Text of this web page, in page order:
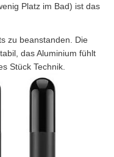
Platz im Bad) ist das
zu beanstanden. Die
das Aluminium fühlt
Stück Technik.